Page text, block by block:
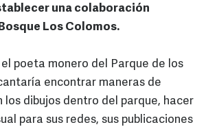
una colaboración
Los Colomos.
poeta monero del Parque de los
encontrar maneras de
los dibujos dentro del parque, hacer
para sus redes, sus publicaciones